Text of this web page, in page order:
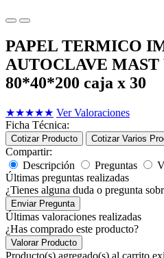
PAPEL TERMICO
AUTOCLAVE MAST
80*40*200 caja x 30
★★★★★ Ver Valoraciones
Ficha Técnica:
Cotizar Producto Cotizar Varios
Compartir:
Descripción
Preguntas
Últimas preguntas realizadas
¿Tienes alguna duda o pregunta
Enviar Pregunta
Últimas valoraciones realizadas
¿Has comprado este producto?
Valorar Producto
Producto(s) agregado(s) al carrito